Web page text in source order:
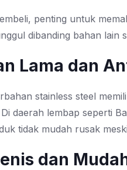
penting untuk
dibanding bahan lain
Lama dan
stainless steel
daerah lembap seperti
tidak mudah rusak
dan